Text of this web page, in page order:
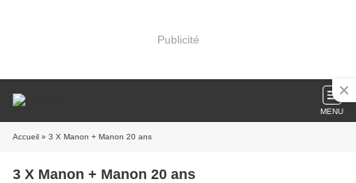
Publicité
MENU
Accueil » 3 X Manon + Manon 20 ans
3 X Manon + Manon 20 ans